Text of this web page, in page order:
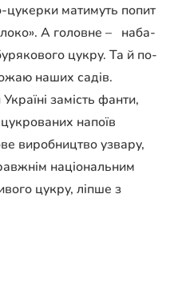
цукерки матимуть по­пит
А головне – наба­
цукру. Та й по­
наших садів.
замість фанти,
напоїв
ви­робництво узвару,
національним
цукру, ліпше з